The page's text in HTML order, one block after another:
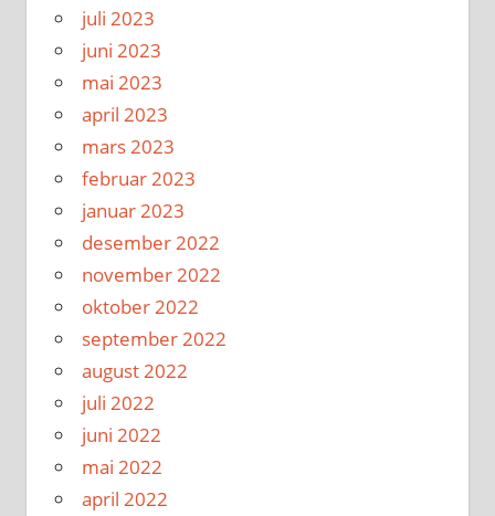
juli 2023
juni 2023
mai 2023
april 2023
mars 2023
februar 2023
januar 2023
desember 2022
november 2022
oktober 2022
september 2022
august 2022
juli 2022
juni 2022
mai 2022
april 2022